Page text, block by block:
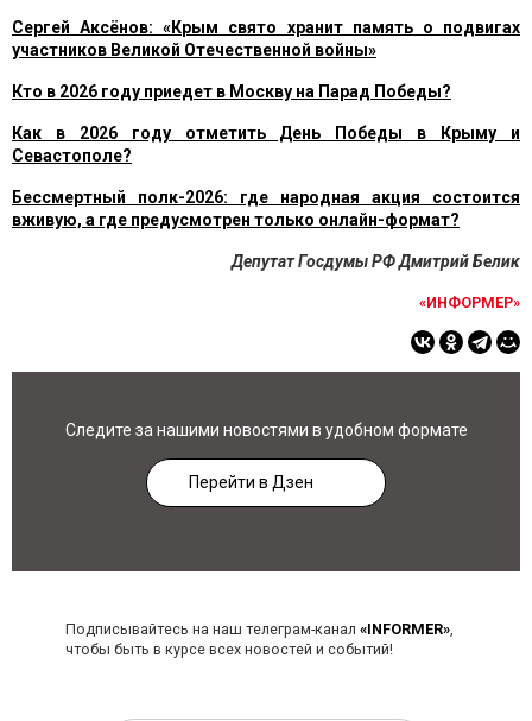
Сергей Аксёнов: «Крым свято хранит память о подвигах
участников Великой Отечественной войны»
Кто в 2026 году приедет в Москву на Парад Победы?
Как в 2026 году отметить День Победы в Крыму и
Севастополе?
Бессмертный полк-2026: где народная акция состоится
вживую, а где предусмотрен только онлайн-формат?
Депутат Госдумы РФ Дмитрий Белик
«ИНФОРМЕР»
Следите за нашими новостями в удобном формате
Перейти в Дзен
Подписывайтесь на наш телеграм-канал «INFORMER»,
чтобы быть в курсе всех новостей и событий!